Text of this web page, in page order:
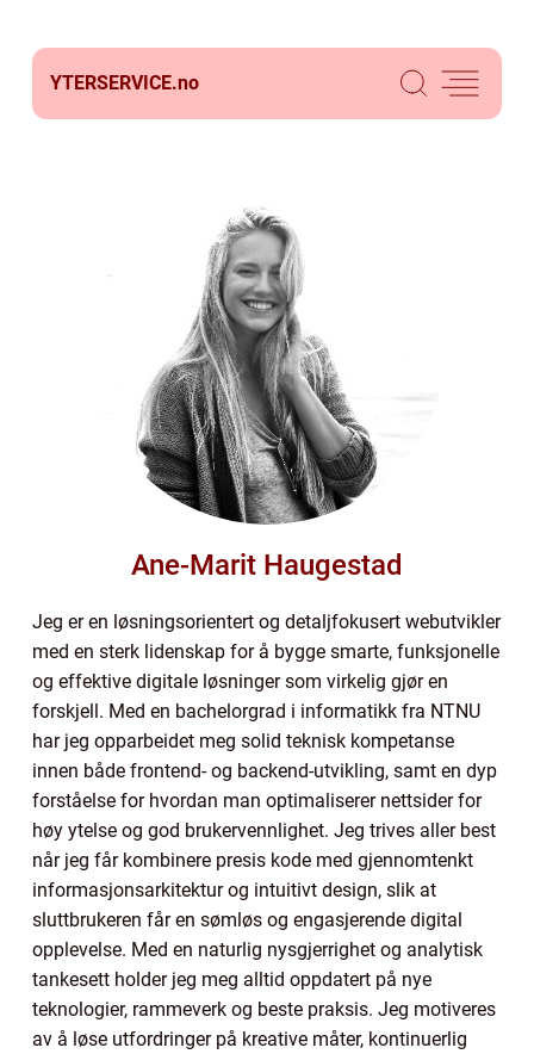
YTERSERVICE.no
Ane-Marit Haugestad
Jeg er en løsningsorientert og detaljfokusert webutvikler
med en sterk lidenskap for å bygge smarte, funksjonelle
og effektive digitale løsninger som virkelig gjør en
forskjell. Med en bachelorgrad i informatikk fra NTNU
har jeg opparbeidet meg solid teknisk kompetanse
innen både frontend- og backend-utvikling, samt en dyp
forståelse for hvordan man optimaliserer nettsider for
høy ytelse og god brukervennlighet. Jeg trives aller best
når jeg får kombinere presis kode med gjennomtenkt
informasjonsarkitektur og intuitivt design, slik at
sluttbrukeren får en sømløs og engasjerende digital
opplevelse. Med en naturlig nysgjerrighet og analytisk
tankesett holder jeg meg alltid oppdatert på nye
teknologier, rammeverk og beste praksis. Jeg motiveres
av å løse utfordringer på kreative måter, kontinuerlig